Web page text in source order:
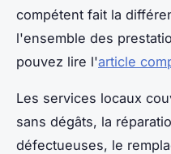
compétent fait la
l'ensemble des
pouvez lire l'article
Les services locaux
sans dégâts, la
défectueuses, le